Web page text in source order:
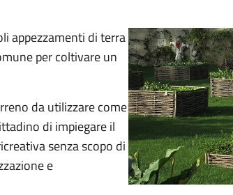
appezzamenti di terra
per coltivare un
da utilizzare come
di impiegare il
senza scopo di
e